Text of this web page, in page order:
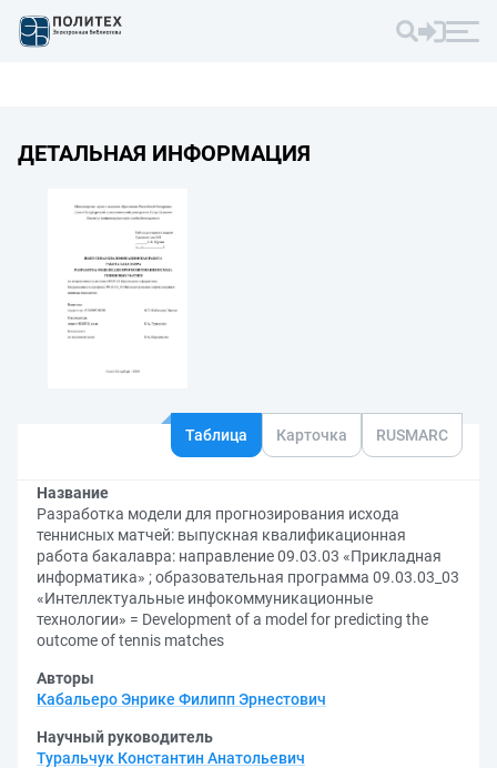
ДЕТАЛЬНАЯ ИНФОРМАЦИЯ
Таблица Карточка RUSMARC
Название
Разработка модели для прогнозирования исхода
теннисных матчей: выпускная квалификационная
работа бакалавра: направление 09.03.03 «Прикладная
информатика» ; образовательная программа 09.03.03_03
«Интеллектуальные инфокоммуникационные
технологии» = Development of a model for predicting the
outcome of tennis matches
Авторы
Кабальеро Энрике Филипп Эрнестович
Научный руководитель
Туральчук Константин Анатольевич